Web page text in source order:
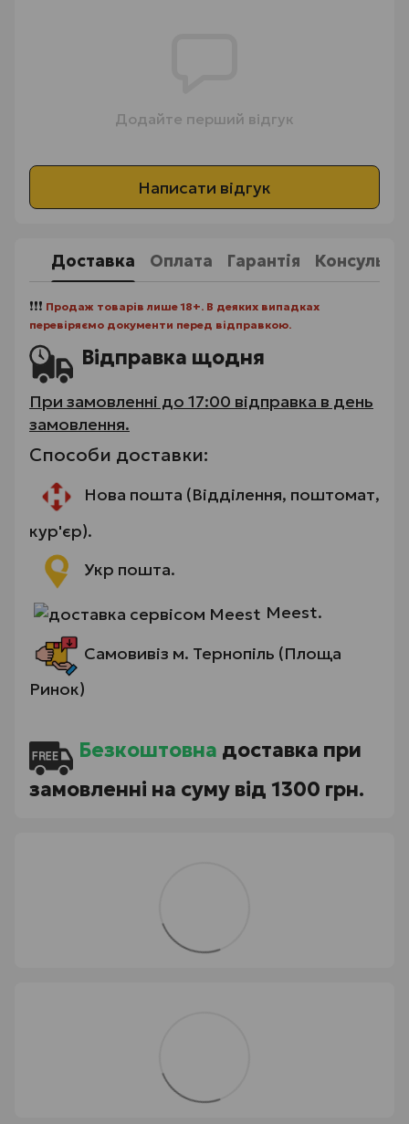
Додайте перший відгук
Написати відгук
Доставка Оплата Гарантія
❗❗❗ Продаж товарів лише 18+. В деяких випадках
перевіряємо документи перед відправкою.
Відправка щодня
При замовленні до 17:00 відправка в день
замовлення.
Способи доставки:
Нова пошта (Відділення, поштомат,
кур'єр).
Укр пошта.
Meest.
Самовивіз м. Тернопіль (Площа
Ринок)
Безкоштовна доставка при
замовленні на суму від 1300 грн.